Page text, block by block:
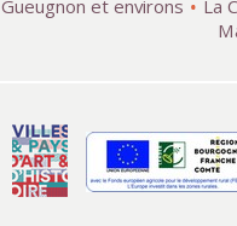
Gueugnon et environs
La